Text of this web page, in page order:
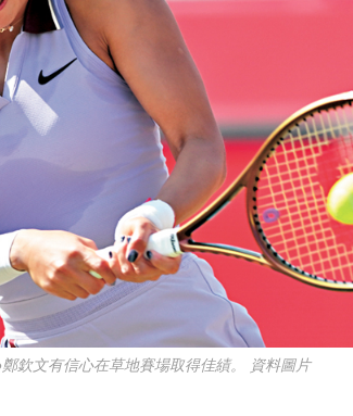
鄭欽文有信心在草地賽場取得佳績。 資料圖片